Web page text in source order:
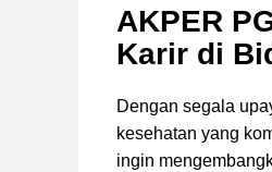
AKPER
Karir di
Dengan segala
kesehatan yang
ingin